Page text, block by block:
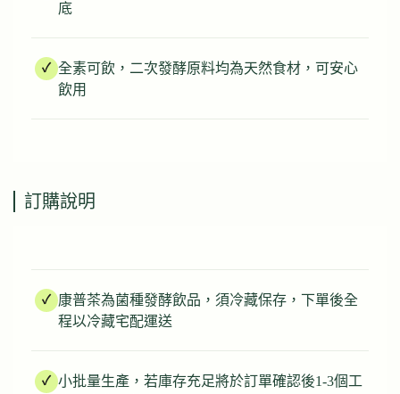
底
全素可飲，二次發酵原料均為天然食材，可安心
飲用
訂購說明
康普茶為菌種發酵飲品，須冷藏保存，下單後全
程以冷藏宅配運送
小批量生產，若庫存充足將於訂單確認後1-3個工